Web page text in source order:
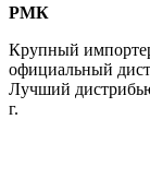
РМК
Крупный
официальный
Лучший
г.